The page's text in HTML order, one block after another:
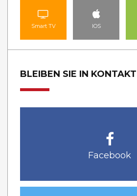
Smart TV IOS
BLEIBEN SIE IN KONTAKT
Facebook